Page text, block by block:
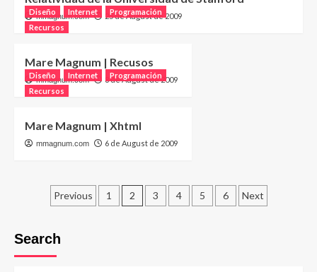
mmagnum.com 25 de August de 2009
Diseño Internet
Programación
Recursos
Mare Magnum | Recusos
mmagnum.com 8 de August de 2009
Diseño Internet
Programación
Recursos
Mare Magnum | Xhtml
mmagnum.com 6 de August de 2009
Posts
Previous 1 2 3 4 5 6 Next
Search